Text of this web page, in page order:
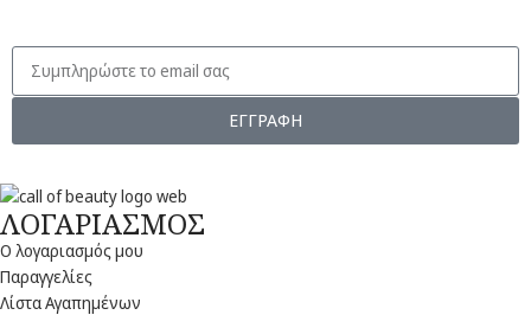
ΕΓΓΡΑΦΗ
ΛΟΓΑΡΙΑΣΜΟΣ
Ο λογαριασμός μου
Παραγγελίες
Λίστα Αγαπημένων